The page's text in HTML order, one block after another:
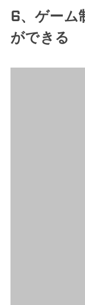
6、ゲーム
ができる